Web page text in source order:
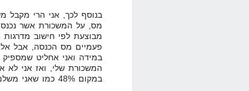
בנוסף לכך, אני הרי מקבל
מס, על המשכורת אשר
מבוצעת לפי חישוב
פעמיים מס הכנסה, אבל אל
במקום 48% כמו שאני משלם היום.